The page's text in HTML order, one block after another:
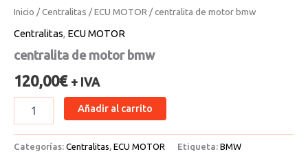
Inicio /Centralitas /ECU MOTOR/ centralita de motor bmw
Centralitas, ECU MOTOR
centralita de motor bmw
120,00€ + IVA
Añadir al carrito
Categorías: Centralitas, ECU MOTOR Etiqueta: BMW